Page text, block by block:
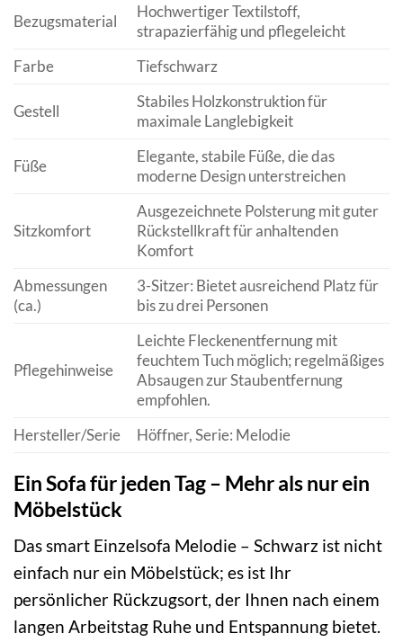
Bezugsmaterial
Hochwertiger Textilstoff,
strapazierfähig und pflegeleicht
Farbe
Tiefschwarz
Gestell
Stabiles Holzkonstruktion für
maximale Langlebigkeit
Füße
Elegante, stabile Füße, die das
moderne Design unterstreichen
Sitzkomfort
Ausgezeichnete Polsterung mit guter
Rückstellkraft für anhaltenden
Komfort
Abmessungen
(ca.)
3-Sitzer: Bietet ausreichend Platz für
bis zu drei Personen
Pflegehinweise
Leichte Fleckenentfernung mit
feuchtem Tuch möglich; regelmäßiges
Absaugen zur Staubentfernung
empfohlen.
Hersteller/Serie
Höffner, Serie: Melodie
Ein Sofa für jeden Tag – Mehr als nur ein
Möbelstück
Das smart Einzelsofa Melodie – Schwarz ist nicht
einfach nur ein Möbelstück; es ist Ihr
persönlicher Rückzugsort, der Ihnen nach einem
langen Arbeitstag Ruhe und Entspannung bietet.